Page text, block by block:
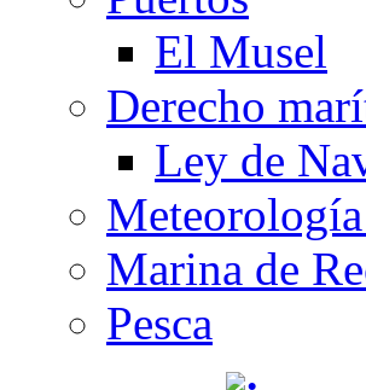
El Musel
Derecho
Ley de
Marina de
Pesca